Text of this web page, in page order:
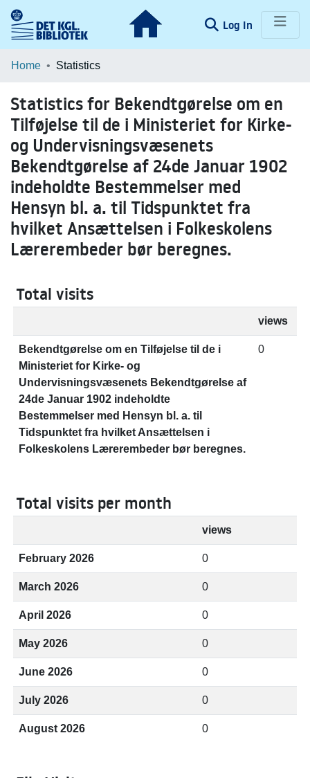
Log In (current)
Communities & Collections
Home Statistics
Statistics for Bekendtgørelse om en
Tilføjelse til de i Ministeriet for Kirke-
og Undervisningsvæsenets
Bekendtgørelse af 24de Januar 1902
indeholdte Bestemmelser med
Hensyn bl. a. til Tidspunktet fra
hvilket Ansættelsen i Folkeskolens
Lærerembeder bør beregnes.
Total visits
views
Bekendtgørelse om en Tilføjelse til de i
Ministeriet for Kirke- og
Undervisningsvæsenets Bekendtgørelse af
24de Januar 1902 indeholdte
Bestemmelser med Hensyn bl. a. til
Tidspunktet fra hvilket Ansættelsen i
Folkeskolens Lærerembeder bør beregnes.
0
Total visits per month
views
February 2026 0
March 2026 0
April 2026 0
May 2026 0
June 2026 0
July 2026 0
August 2026 0